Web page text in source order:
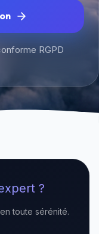
RGPD
?
toute sérénité.